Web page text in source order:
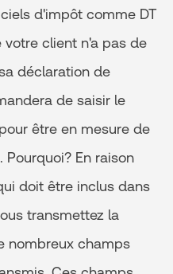
d'impôt comme DT
votre client n'a pas de
déclaration de
de saisir le
être en mesure de
En raison
doit être inclus dans
transmettez la
nombreux champs